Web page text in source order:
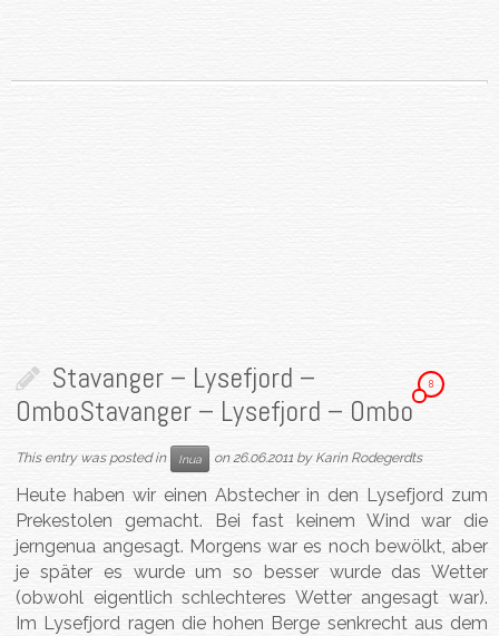
Stavanger – Lysefjord –
OmboStavanger – Lysefjord – Ombo
8
This entry was posted in Inua on 26.06.2011 by Karin Rodegerdts
Heute haben wir einen Abstecher in den Lysefjord zum
Prekestolen gemacht. Bei fast keinem Wind war die
jerngenua angesagt. Morgens war es noch bewölkt, aber
je später es wurde um so besser wurde das Wetter
(obwohl eigentlich schlechteres Wetter angesagt war).
Im Lysefjord ragen die hohen Berge senkrecht aus dem